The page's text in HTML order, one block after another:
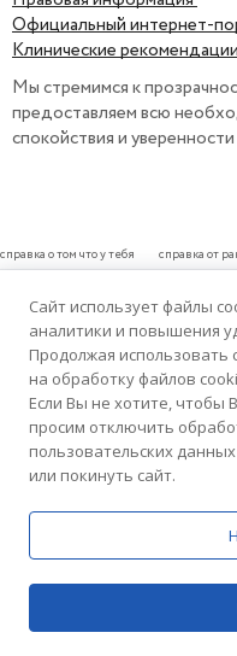
Официальный интернет-
Клинические
Мы стремимся к
предоставляем всю
спокойствия и
справка о том что у тебя
справка от
Цены
Домашний Доктор
Медицинский центр
Сайт использует файлы
аналитики и повышения
Продолжая использовать
на обработку файлов
Если Вы не хотите,
просим отключить
пользовательских
или покинуть сайт.